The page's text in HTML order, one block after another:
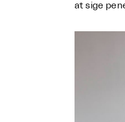
at sige